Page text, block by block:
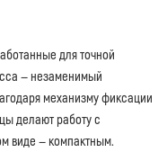
для точной
— незаменимый
механизму фиксации
делают работу с
виде — компактным.